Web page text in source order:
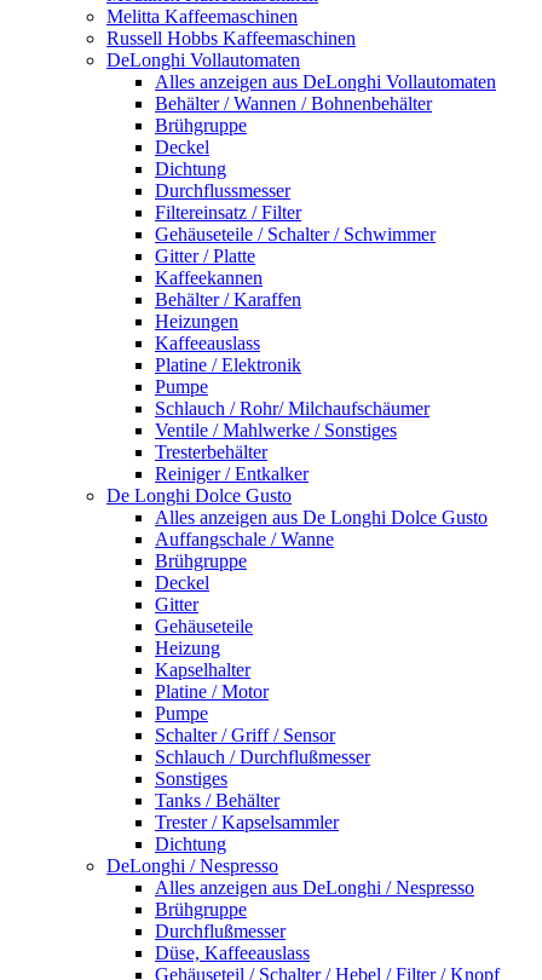
Melitta Kaffeemaschinen
Russell Hobbs Kaffeemaschinen
DeLonghi Vollautomaten
Alles anzeigen aus DeLonghi Vollautomaten
Behälter / Wannen / Bohnenbehälter
Brühgruppe
Deckel
Dichtung
Durchflussmesser
Filtereinsatz / Filter
Gehäuseteile / Schalter / Schwimmer
Gitter / Platte
Kaffeekannen
Behälter / Karaffen
Heizungen
Kaffeeauslass
Platine / Elektronik
Pumpe
Schlauch / Rohr/ Milchaufschäumer
Ventile / Mahlwerke / Sonstiges
Tresterbehälter
Reiniger / Entkalker
De Longhi Dolce Gusto
Alles anzeigen aus De Longhi Dolce Gusto
Auffangschale / Wanne
Brühgruppe
Deckel
Gitter
Gehäuseteile
Heizung
Kapselhalter
Platine / Motor
Pumpe
Schalter / Griff / Sensor
Schlauch / Durchflußmesser
Sonstiges
Tanks / Behälter
Trester / Kapselsammler
Dichtung
DeLonghi / Nespresso
Alles anzeigen aus DeLonghi / Nespresso
Brühgruppe
Durchflußmesser
Düse, Kaffeeauslass
Gehäuseteil / Schalter / Hebel / Filter / Knopf